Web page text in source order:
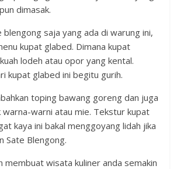
dimasak.
blengong saja yang ada di warung ini,
kupat glabed. Dimana kupat
lodeh atau opor yang kental.
kupat glabed ini begitu gurih.
toping bawang goreng dan juga
warna-warni atau mie. Tekstur kupat
kaya ini bakal menggoyang lidah jika
Sate Blengong.
membuat wisata kuliner anda semakin